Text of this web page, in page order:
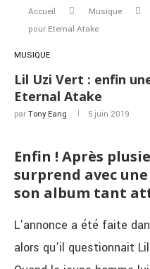
Accueil Musique
pour Eternal Atake
MUSIQUE
Lil Uzi Vert : enfin
Eternal Atake
par Tony Eang 5 juin 2019
Enfin ! Après
surprend avec
son album tant
L’annonce a été faite
alors qu’il questionnait